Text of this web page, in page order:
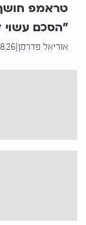
טראמפ
"הסכם עשוי
אוריאל פדרמן